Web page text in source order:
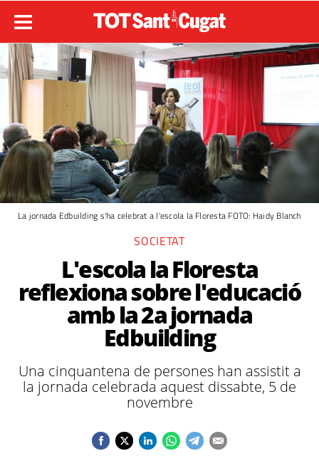
La jornada Edbuilding s'ha celebrat a l'escola la Floresta FOTO: Haidy Blanch
SOCIETAT
L'escola la Floresta
reflexiona sobre l'educació
amb la 2a jornada
Edbuilding
Una cinquantena de persones han assistit a
la jornada celebrada aquest dissabte, 5 de
novembre